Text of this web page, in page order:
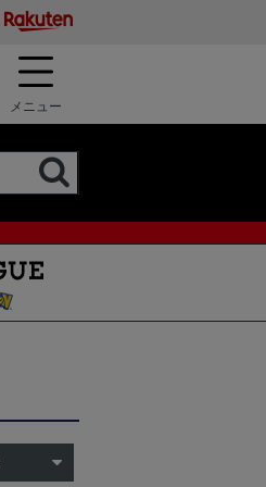
メニュー